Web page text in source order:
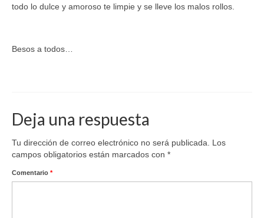
todo lo dulce y amoroso te limpie y se lleve los malos rollos.
Besos a todos…
Deja una respuesta
Tu dirección de correo electrónico no será publicada.
Los
campos obligatorios están marcados con *
Comentario *